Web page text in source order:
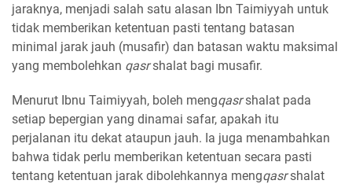
jaraknya, menjadi salah satu alasan Ibn Taimiyyah untuk
tidak memberikan ketentuan pasti tentang batasan
minimal jarak jauh (musafir) dan batasan waktu maksimal
yang membolehkan qasrshalat bagi musafir.
Menurut Ibnu Taimiyyah, boleh mengqasrshalat pada
setiap bepergian yang dinamai safar, apakah itu
perjalanan itu dekat ataupun jauh. Ia juga menambahkan
bahwa tidak perlu memberikan ketentuan secara pasti
tentang ketentuan jarak dibolehkannya mengqasrshalat